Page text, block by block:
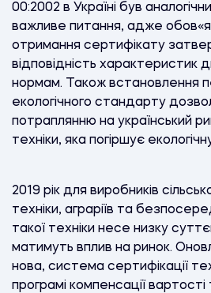
00:2002 в Україні був
важливе питання, адже
отримання сертифікату
відповідність характеристик
нормам. Також встановлення
екологічного стандарту
потраплянню на український
техніки, яка погіршує
2019 рік для виробників
техніки, аграріїв та
такої техніки несе низку
матимуть вплив на ринок.
нова, система сертифікації
програмі компенсації вартості